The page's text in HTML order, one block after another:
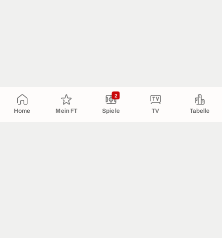
Home Mein FT Spiele
2
TV Tabelle